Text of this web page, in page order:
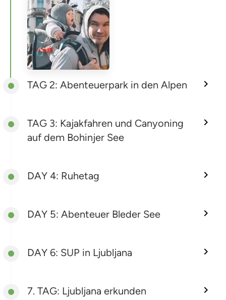
TAG 2: Abenteuerpark in den Alpen
TAG 3: Kajakfahren und Canyoning
auf dem Bohinjer See
DAY 4: Ruhetag
DAY 5: Abenteuer Bleder See
DAY 6: SUP in Ljubljana
7. TAG: Ljubljana erkunden